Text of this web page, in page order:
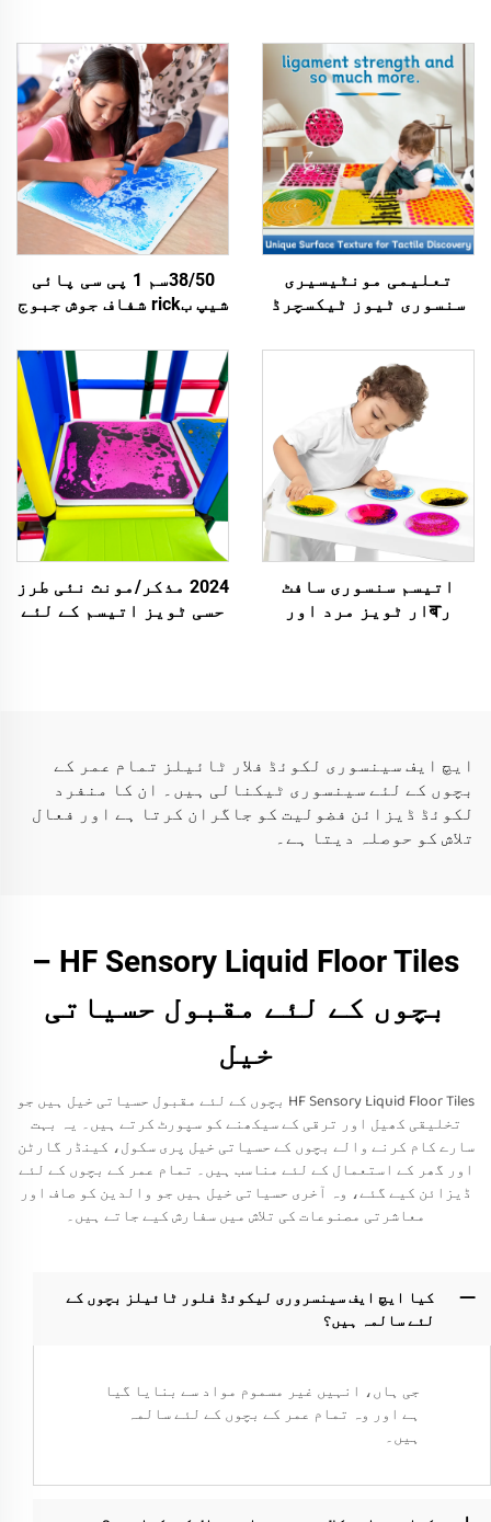
تعلیمی مونٹیسیری
سنسوری ٹیوز ٹیکسچرڈ
ٹائیلز کڈ پلی میٹ
سنسوری ٹیوز برائے
خودشاناسی بچوں
38/50سم 1 پی سی پائی
شیپ بrick شفاف جوش جبوج
فلور میٹس تعلیمی
خیلوں کے لئے بچوں کی
تعلیم کے لئے باہری
اتیسم سنسوری سافٹ
رबار ٹویز مرد اور
2024 مذکر/مونث نئی طرز
حسی ٹویز اتیسم کے لئے
ایچ ایف سینسوری لکوئڈ فلار ٹائیلز تمام عمر کے
بچوں کے لئے سینسوری ٹیکنالی ہیں۔ ان کا منفرد
لکوئڈ ڈیزائن فضولیت کو جاگران کرتا ہے اور فعال
تلاش کو حوصلہ دیتا ہے۔
HF Sensory Liquid Floor Tiles –
بچوں کے لئے مقبول حسیاتی
خیل
HF Sensory Liquid Floor Tiles بچوں کے لئے مقبول حسیاتی خیل ہیں جو
تخلیقی کھیل اور ترقی کے سیکھنے کو سپورٹ کرتے ہیں۔ یہ بہت
سارے کام کرنے والے بچوں کے حسیاتی خیل پری سکول، کینڈر گارٹن
اور گھر کے استعمال کے لئے مناسب ہیں۔ تمام عمر کے بچوں کے لئے
ڈیزائن کیے گئے، وہ آخری حسیاتی خیل ہیں جو والدین کو صاف اور
معاشرتی مصنوعات کی تلاش میں سفارش کیے جاتے ہیں۔
کیا ایچ ایف سینسروری لیکوئڈ فلور ٹائیلز بچوں کے
لئے سالمہ ہیں؟
جی ہاں، انہیں غیر مسموم مواد سے بنایا گیا
ہے اور وہ تمام عمر کے بچوں کے لئے سالمہ
ہیں۔